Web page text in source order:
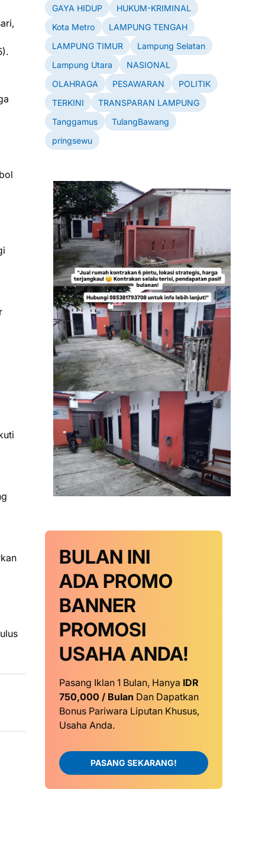
GAYA HIDUP
HUKUM-KRIMINAL
Kota Metro
LAMPUNG TENGAH
LAMPUNG TIMUR
Lampung Selatan
Lampung Utara
NASIONAL
OLAHRAGA
PESAWARAN
POLITIK
TERKINI
TRANSPARAN LAMPUNG
Tanggamus
TulangBawang
pringsewu
BULAN INI
ADA PROMO
BANNER
PROMOSI
USAHA ANDA!
Pasang Iklan 1 Bulan, Hanya IDR
750,000 / Bulan Dan Dapatkan
Bonus Pariwara Liputan Khusus,
Usaha Anda.
PASANG SEKARANG!